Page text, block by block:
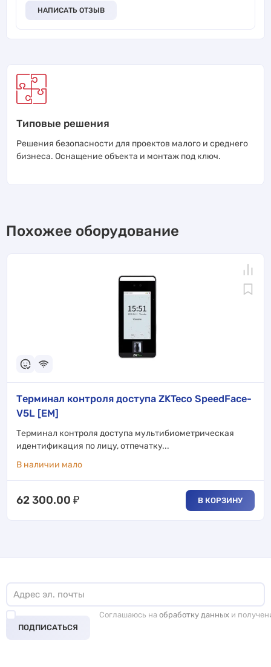
НАПИСАТЬ ОТЗЫВ
Типовые решения
Решения безопасности для проектов малого и среднего
бизнеса. Оснащение объекта и монтаж под ключ.
Похожее оборудование
Терминал контроля доступа ZKTeco SpeedFace-
V5L [EM]
Терминал контроля доступа мультибиометрическая
идентификация по лицу, отпечатку...
В наличии мало
62 300.00 ₽ В КОРЗИНУ
ПОДПИСАТЬСЯ
Соглашаюсь на обработку данных и